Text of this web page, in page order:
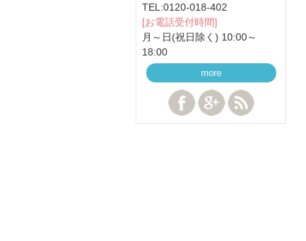
TEL:0120-018-402
[お電話受付時間]
月～日(祝日除く) 10:00～
18:00
more